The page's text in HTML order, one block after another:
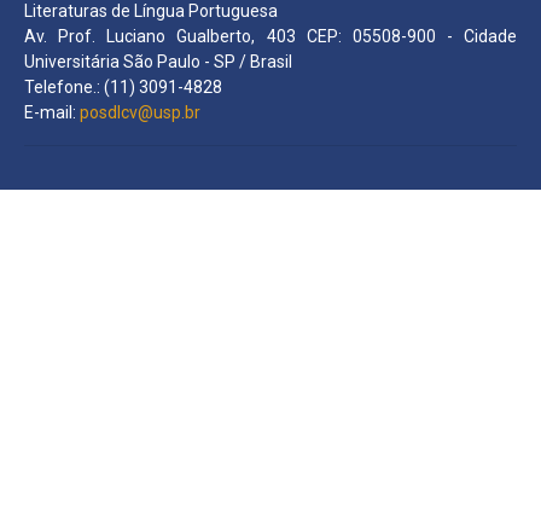
Literaturas de Língua Portuguesa
Av. Prof. Luciano Gualberto, 403 CEP: 05508-900 - Cidade
Universitária São Paulo - SP / Brasil
Telefone.: (11) 3091-4828
E-mail: posdlcv@usp.br